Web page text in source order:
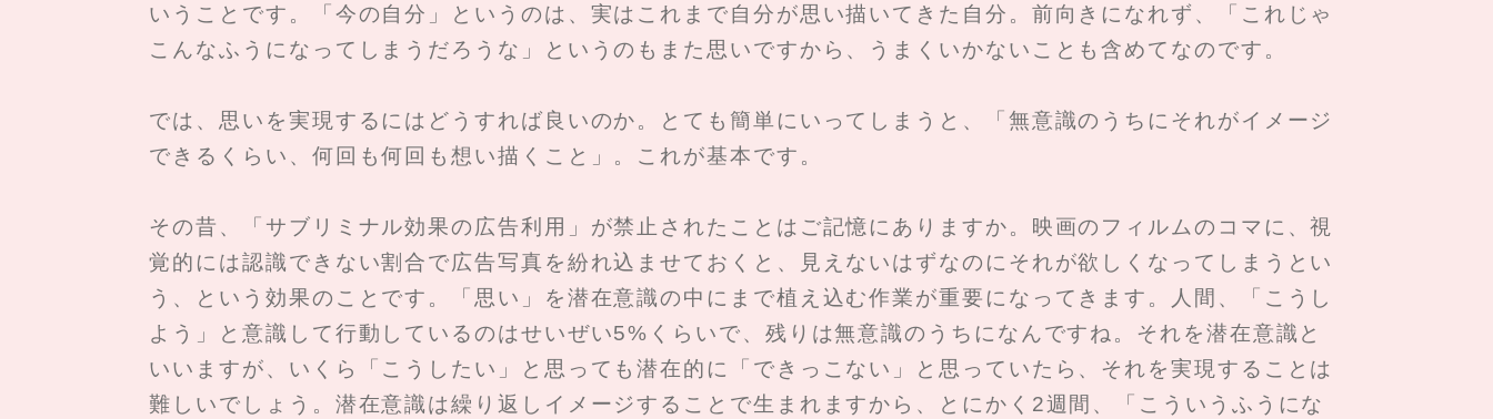
いうことです。「今の自分」というのは、実はこれまで自分が思い描いてきた自分。前向きになれず、「これじゃ
こんなふうになってしまうだろうな」というのもまた思いですから、うまくいかないことも含めてなのです。
では、思いを実現するにはどうすれば良いのか。とても簡単にいってしまうと、「無意識のうちにそれがイメージ
できるくらい、何回も何回も想い描くこと」。これが基本です。
その昔、「サブリミナル効果の広告利用」が禁止されたことはご記憶にありますか。映画のフィルムのコマに、視
覚的には認識できない割合で広告写真を紛れ込ませておくと、見えないはずなのにそれが欲しくなってしまうとい
う、という効果のことです。「思い」を潜在意識の中にまで植え込む作業が重要になってきます。人間、「こうし
よう」と意識して行動しているのはせいぜい5%くらいで、残りは無意識のうちになんですね。それを潜在意識と
いいますが、いくら「こうしたい」と思っても潜在的に「できっこない」と思っていたら、それを実現することは
難しいでしょう。潜在意識は繰り返しイメージすることで生まれますから、とにかく2週間、「こういうふうにな